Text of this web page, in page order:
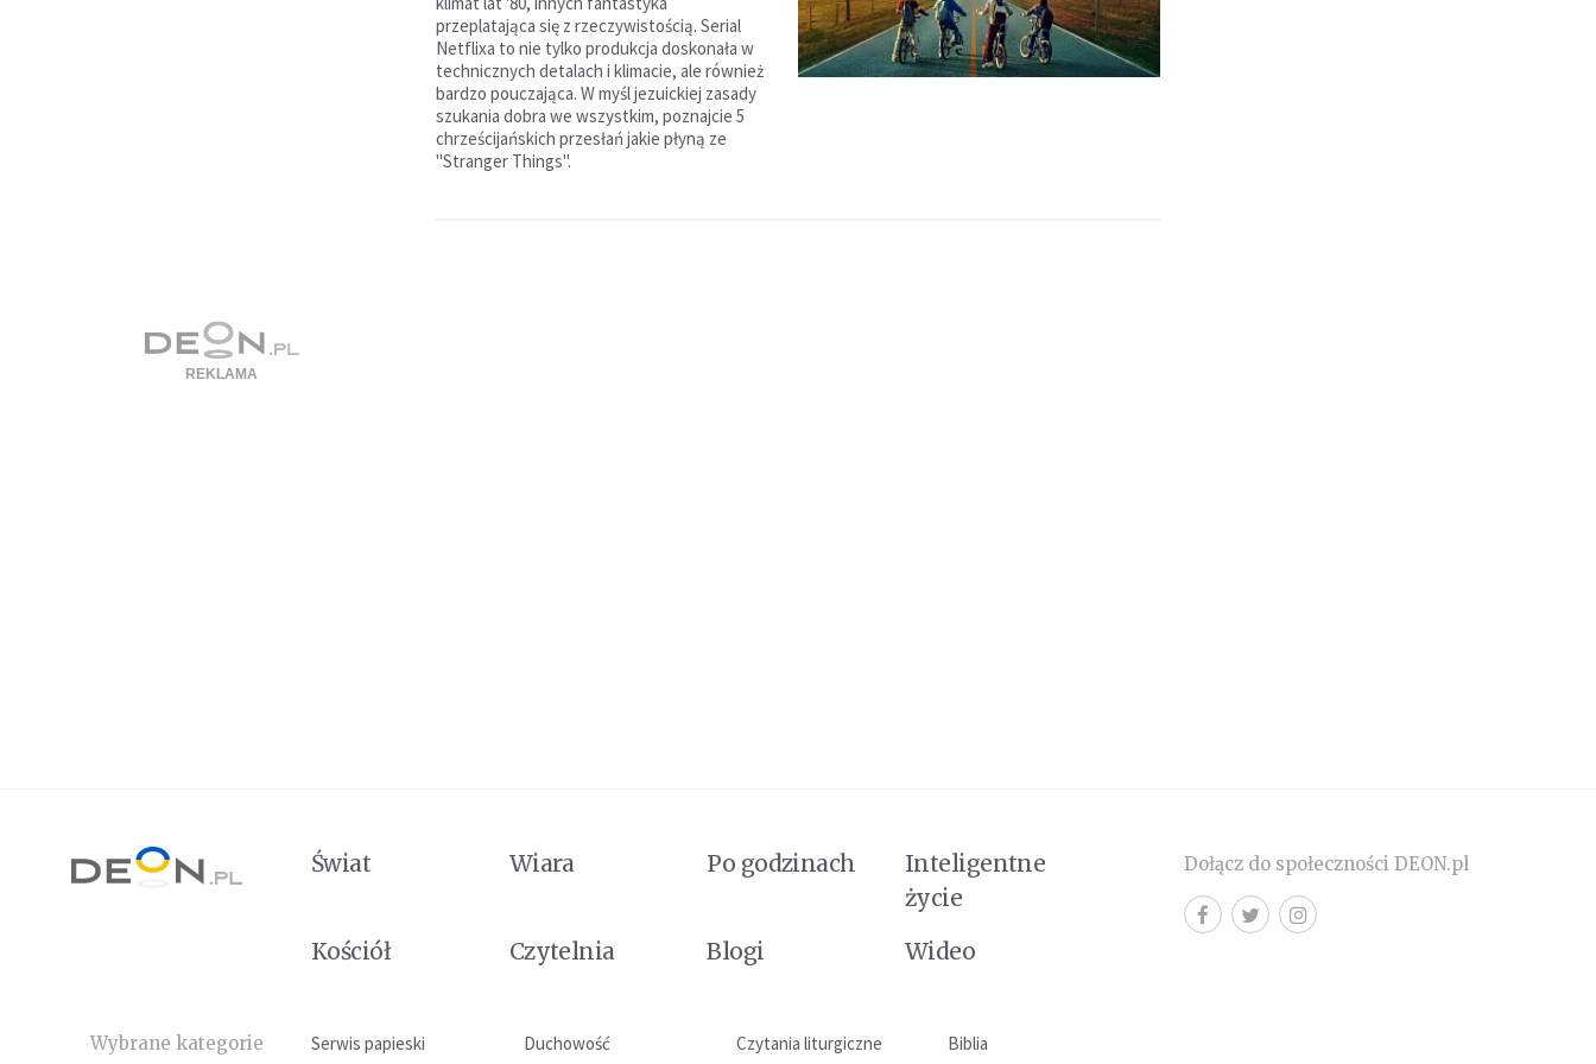
przeplatająca się z rzeczywistością. Serial
Netflixa to nie tylko produkcja doskonała w
technicznych detalach i klimacie, ale również
bardzo pouczająca. W myśl jezuickiej zasady
szukania dobra we wszystkim, poznajcie 5
chrześcijańskich przesłań jakie płyną ze
"Stranger Things".
Świat Wiara Po godzinach
Inteligentne
życie
Kościół
Czytelnia Blogi Wideo
Wybrane kategorie Serwis papieski Duchowość Czytania liturgiczne Biblia
Dołącz do społeczności DEON.pl